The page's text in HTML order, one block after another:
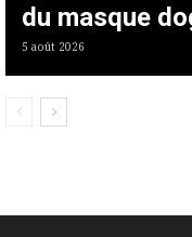
du masque
5 août 2026